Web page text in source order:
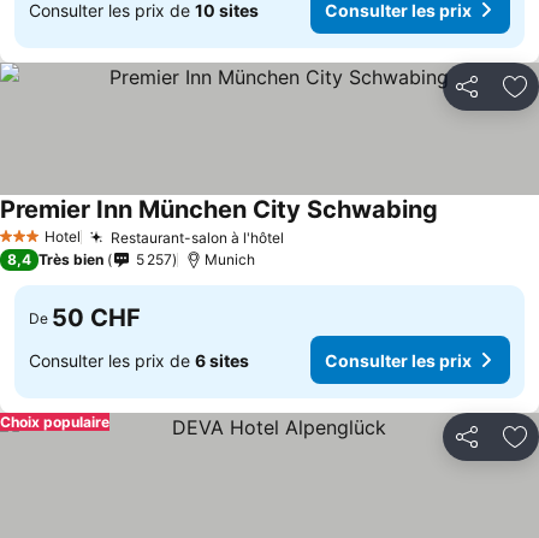
Consulter les prix de 10 sites Consulter les prix
Partager
3 ÉtoilesHotel Restaurant-salon à l'hôtel
Premier Inn München City Schwabing
8,4 Très bien 5 257 Munich
De 50 CHF
Consulter les prix de 6 sites Consulter les prix
Partager
Choix populaire